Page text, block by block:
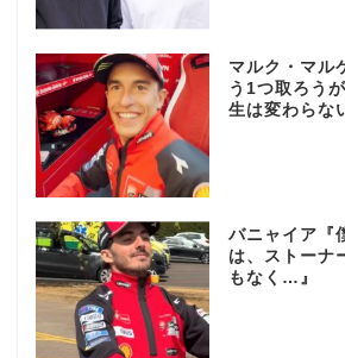
マルク・マル
う1つ取ろう
生は変わらな
バニャイア『
は、ストーナ
もなく…』